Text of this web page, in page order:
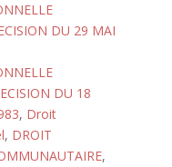
DU 29 MAI
DU 18
, Droit
, DROIT
,